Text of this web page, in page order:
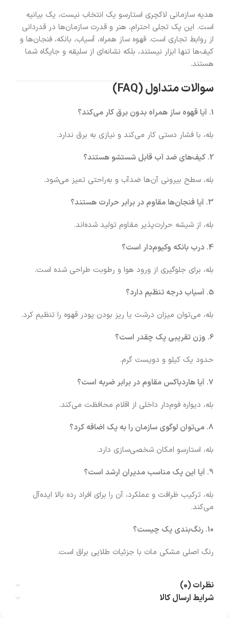
هدیه سازمانی لاکچری استارسو یک انتخاب نیست، یک بیانیه
است. این پک تجلی احترام، هنر و قدرت سازمان‌ها در قدردانی
از روابط تجاری است. قهوه ساز همراه، آسیاب، بانکه، فنجان‌ها و
کیف‌ها تنها ابزار نیستند، بلکه نشانه‌ای از سلیقه و جایگاه شما
هستند.
سوالات متداول (FAQ)
1. آیا قهوه ساز همراه بدون برق کار می‌کند؟
بله، با فشار دستی کار می‌کند و نیازی به برق ندارد.
2. کیف‌های ضد آب قابل شستشو هستند؟
بله، سطح بیرونی آن‌ها ضدآب و به‌راحتی تمیز می‌شود.
3. آیا فنجان‌ها مقاوم در برابر حرارت هستند؟
بله، از شیشه حرارت‌پذیر مقاوم تولید شده‌اند.
4. درب بانکه وکیوم‌دار است؟
بله، برای جلوگیری از ورود هوا و رطوبت طراحی شده است.
5. آسیاب درجه تنظیم دارد؟
بله، می‌توان میزان درشت یا ریز بودن پودر قهوه را تنظیم کرد.
6. وزن تقریبی پک چقدر است؟
حدود یک کیلو و دویست گرم.
7. آیا هاردباکس مقاوم در برابر ضربه است؟
بله، دیواره فوم‌دار داخلی از اقلام محافظت می‌کند.
8. می‌توان لوگوی سازمان را به پک اضافه کرد؟
بله، استارسو امکان شخصی‌سازی دارد.
9. آیا این پک مناسب مدیران ارشد است؟
بله، ترکیب ظرافت و عملکرد، آن را برای افراد رده بالا ایده‌آل
می‌کند.
10. رنگ‌بندی پک چیست؟
رنگ اصلی مشکی مات با جزئیات طلایی براق است.
نظرات (0)
شرایط ارسال کالا